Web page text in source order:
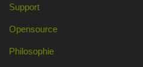
Support
Opensource
Philosophie